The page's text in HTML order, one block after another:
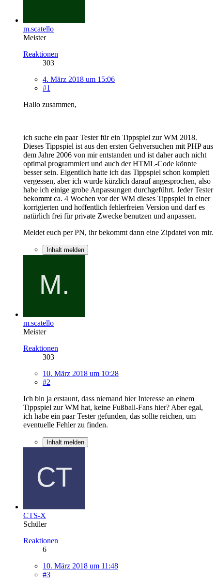
m.scatello
Meister
Reaktionen
303
4. März 2018 um 15:06
#1
Hallo zusammen,
ich suche ein paar Tester für ein Tippspiel zur WM 2018.
Dieses Tippspiel ist aus den ersten Gehversuchen mit PHP aus
dem Jahre 2006 von mir entstanden und ist daher auch nicht
optimal programmiert und auch der HTML-Code könnte
besser sein. Eigentlich hatte ich das Tippspiel schon komplett
vergessen, aber ich wurde kürzlich darauf angesprochen, also
habe ich einige grobe Anpassungen durchgeführt. Jeder Tester
bekommt ca. 4 Wochen vor der WM dieses Tippspiel in einer
korrigierten und hoffentlich fehlerfreien Version und darf es
natürlich frei für private Zwecke benutzen und anpassen.
Meldet euch per PN, ihr bekommt dann eine Zipdatei von mir.
Inhalt melden
m.scatello
Meister
Reaktionen
303
10. März 2018 um 10:28
#2
Ich bin ja erstaunt, dass niemand hier Interesse an einem
Tippspiel zur WM hat, keine Fußball-Fans hier? Aber egal,
ich habe ein paar Tester gefunden, das sollte reichen, um
eventuelle Fehler zu finden.
Inhalt melden
CTS-X
Schüler
Reaktionen
6
10. März 2018 um 11:48
#3